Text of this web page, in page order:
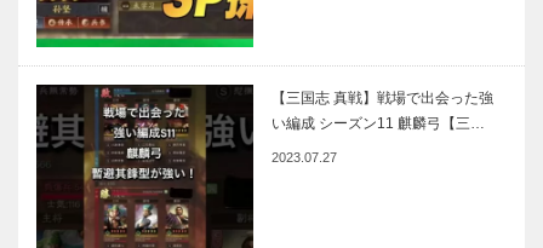
【三国志 真戦】戦場で出会った強
い編成 シーズン11 麒麟弓【三…
2023.07.27